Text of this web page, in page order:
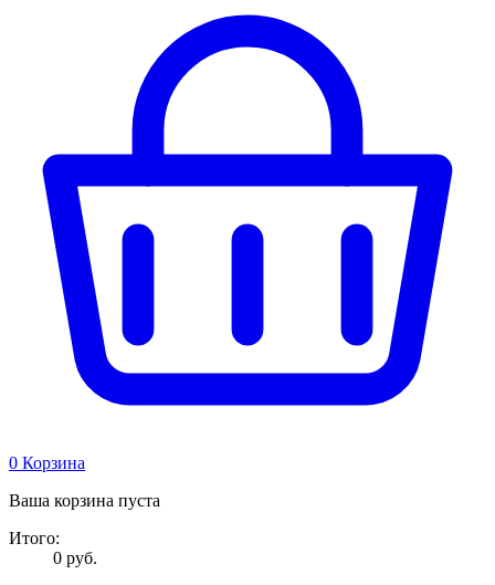
0 Корзина
Ваша корзина пуста
Итого:
0 руб.